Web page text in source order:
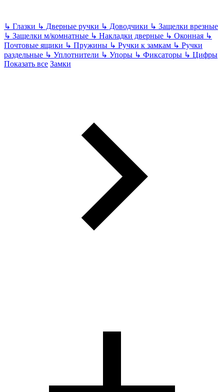
↳ Глазки ↳ Дверные ручки ↳ Доводчики ↳ Защелки врезные
↳ Защелки м/комнатные ↳ Накладки дверные ↳ Оконная ↳
Почтовые ящики ↳ Пружины ↳ Ручки к замкам ↳ Ручки
раздельные ↳ Уплотнители ↳ Упоры ↳ Фиксаторы ↳ Цифры
Показать все Замки